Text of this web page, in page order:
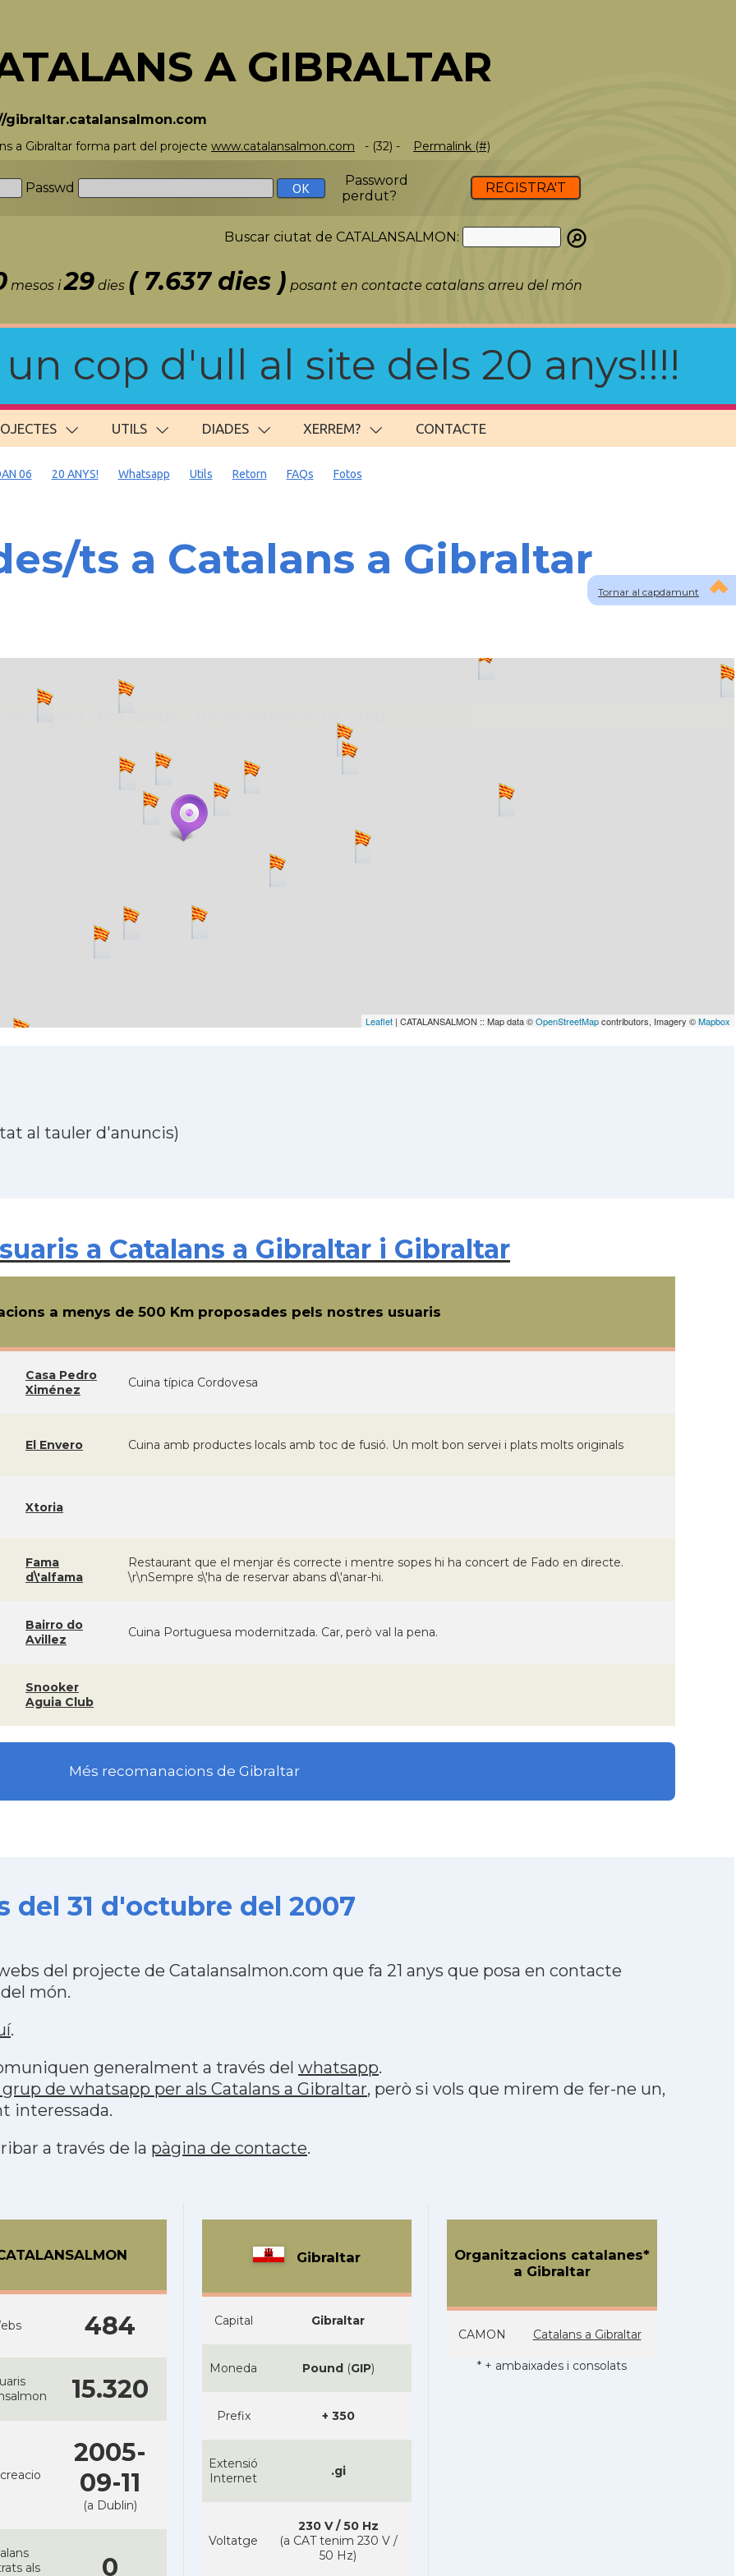
A GIBRALTAR
gibraltar.catalansalmon.com
a Gibraltar forma part del projecte www.catalansalmon.com - (32) - Permalink (#)
Passwd
Password
perdut?
REGISTRA'T
Buscar ciutat de CATALANSALMON:
mesos i29dies ( 7.637 dies ) posant en contacte catalans arreu del món
cop d'ull al site dels 20 anys!!!!
UTILS DIADES XERREM? CONTACTE
Tornar al capdamunt
06 20 ANYS! Whatsapp Utils Retorn FAQs Fotos
ts a Catalans a Gibraltar
carregant 484 webs... un moment si us plau
Leaflet | CATALANSALMON :: Map data ©OpenStreetMapcontributors, Imagery ©Mapbox
al tauler d'anuncis)
a Catalans a Gibraltar i Gibraltar
a menys de 500 Km proposades pels nostres usuaris
Casa Pedro
Ximénez
Cuina típica Cordovesa
El Envero Cuina amb productes locals amb toc de fusió. Un molt bon servei i plats molts originals
Xtoria
Fama
d\'alfama
Restaurant que el menjar és correcte i mentre sopes hi ha concert de Fado en directe.
\r\nSempre s\'ha de reservar abans d\'anar-hi.
Bairro do
Avillez
Cuina Portuguesa modernitzada. Car, però val la pena.
Snooker
Aguia Club
Més recomanacions de Gibraltar
del 31 d'octubre del 2007
del projecte de Catalansalmon.com que fa 21 anys que posa en contacte
món.
.
generalment a través del whatsapp.
de whatsapp per als Catalans a Gibraltar, però si vols que mirem de fer-ne un,
interessada.
a través de la pàgina de contacte.
484
15.320
2005-
09-11
(a Dublin)
als
0
Gibraltar
Capital Gibraltar
Moneda Pound(GIP)
Prefix + 350
Extensió
Internet
.gi
Voltatge
230 V / 50 Hz
(a CAT tenim 230 V /
50 Hz)
Organitzacions catalanes*
a Gibraltar
CAMON Catalans a Gibraltar
* + ambaixades i consolats